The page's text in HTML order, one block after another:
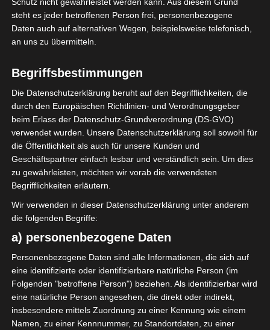
Am Sonntag habe ich den
ersten Rhabarber aus
unserem Garten geerntet
und uns daraus einen
schnellen
Rhabarberkuchen mit
Baiser zubereitet.
Schutz nicht gewährleistet werden kann. Aus diesem Grund
steht es jeder betroffenen Person frei, personenbezogene
Daten auch auf alternativen Wegen, beispielsweise telefonisch,
an uns zu übermitteln.
Begriffsbestimmungen
Die Datenschutzerklärung beruht auf den Begrifflichkeiten, die
durch den Europäischen Richtlinien- und Verordnungsgeber
beim Erlass der Datenschutz-Grundverordnung (DS-GVO)
verwendet wurden. Unsere Datenschutzerklärung soll sowohl für
die Öffentlichkeit als auch für unsere Kunden und
Geschäftspartner einfach lesbar und verständlich sein. Um dies
zu gewährleisten, möchten wir vorab die verwendeten
Begrifflichkeiten erläutern.
Wir verwenden in dieser Datenschutzerklärung unter anderem
die folgenden Begriffe:
a) personenbezogene Daten
Personenbezogene Daten sind alle Informationen, die sich auf
eine identifizierte oder identifizierbare natürliche Person (im
Folgenden "betroffene Person") beziehen. Als identifizierbar wird
eine natürliche Person angesehen, die direkt oder indirekt,
insbesondere mittels Zuordnung zu einer Kennung wie einem
Namen, zu einer Kennnummer, zu Standortdaten, zu einer